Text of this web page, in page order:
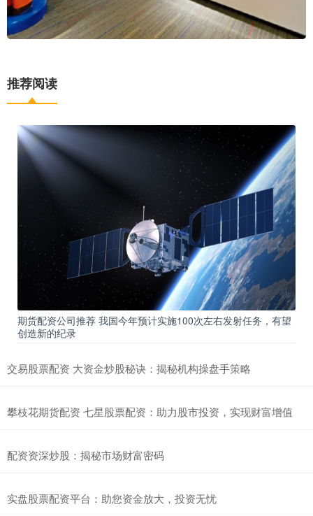
推荐阅读
期货配资公司推荐 我国今年预计实施100次左右发射任务，有望
创造新的纪录
交易股票配资 大资金炒股秘诀：揭秘机构操盘手策略
攀枝花期货配资 七星股票配资：助力股市投资，实现财富增值
配资资深炒股：揭秘市场财富密码
实盘股票配资平台：助您资金放大，投资无忧